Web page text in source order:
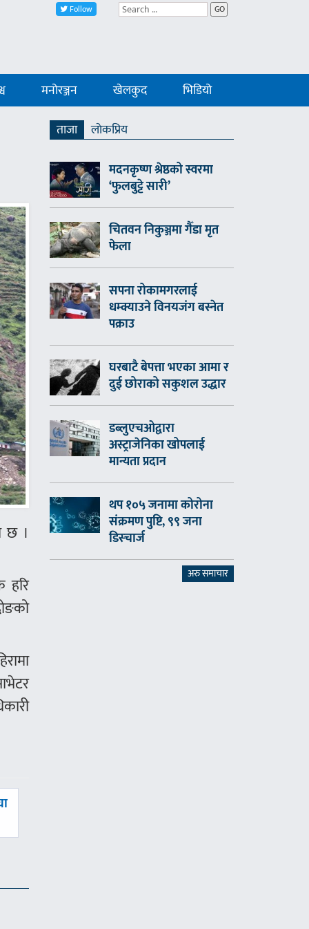
Follow GO
मनोरञ्जन खेलकुद भिडियो
छ ।
हरि
ताजा
लाेकप्रिय
मदनकृष्ण श्रेष्ठको स्वरमा
‘फुलबुट्टे सारी’
चितवन निकुञ्जमा गैँडा मृत
फेला
सपना रोकामगरलाई
धम्क्याउने विनयजंग बस्नेत
पक्राउ
घरबाटै बेपत्ता भएका आमा र
दुई छोराको सकुशल उद्धार
डब्लुएचओद्वारा
अस्ट्राजेनिका खोपलाई
मान्यता प्रदान
थप १०५ जनामा कोरोना
संक्रमण पुष्टि, ९९ जना
डिस्चार्ज
अरु समाचार